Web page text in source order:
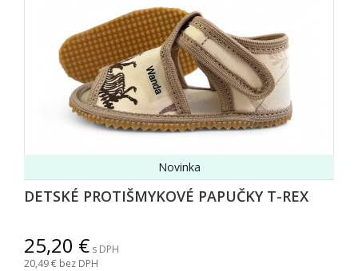
DETSKÉ PROTIŠMYKOVÉ PAPUČKY T-REX
Novinka
25,20
s DPH
20,49 bez DPH